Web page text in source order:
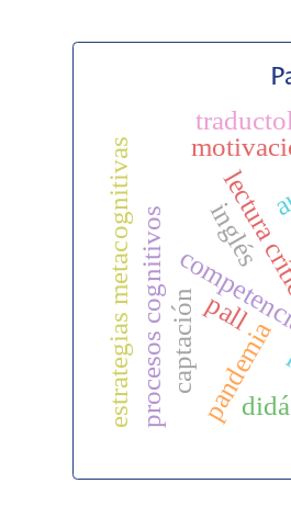
procesos cognitivos
estrategias metacognitivas pandemia
inglés
captaciónpall